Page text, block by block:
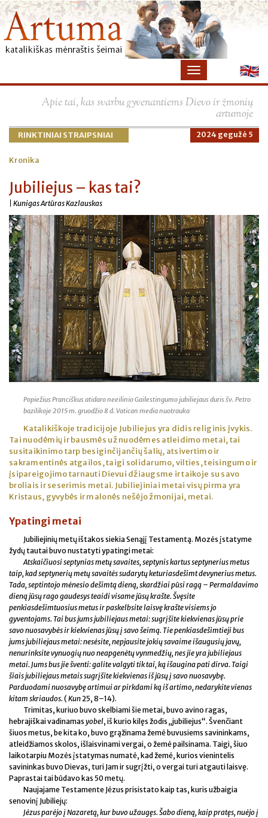
Apie tai, kas svarbu gyvenantiems Dievo ir žmonių
artumoje
RINKTINIAI STRAIPSNIAI 2024 gegužė 5
Kronika
Jubiliejus – kas tai?
| Kunigas Artūras Kazlauskas
Popiežius Pranciškus atidaro neeilinio Gailestingumo jubiliejaus duris šv. Petro
bazilikoje 2015 m. gruodžio 8 d. Vatican media nuotrauka
Katalikiškoje tradicijoje Jubiliejus yra didis religinis įvykis.
Tai nuodėmių ir bausmės už nuodėmes atleidimo metai, tai
susitaikinimo tarp besiginčijančių šalių, atsivertimo ir
sakramentinės atgailos, taigi solidarumo, vilties, teisingumo ir
įsipareigojimo tarnauti Dievui džiaugsme ir taikoje su savo
broliais ir seserimis metai. Jubiliejiniai metai visų pirma yra
Kristaus, gyvybės ir malonės nešėjo žmonijai, metai.
Ypatingi metai
Jubiliejinių metų ištakos siekia Senąjį Testamentą. Mozės įstatyme
žydų tautai buvo nustatyti ypatingi metai:
Atskaičiuosi septynias metų savaites, septynis kartus septynerius metus
taip, kad septynerių metų savaitės sudarytų keturiasdešimt devynerius metus.
Tada, septintojo mėnesio dešimtą dieną, skardžiai pūsi ragą – Permaldavimo
dieną jūsų rago gaudesys teaidi visame jūsų krašte. Švęsite
penkiasdešimtuosius metus ir paskelbsite laisvę krašte visiems jo
gyventojams. Tai bus jums jubiliejaus metai: sugrįšite kiekvienas jūsų prie
savo nuosavybės ir kiekvienas jūsų į savo šeimą. Tie penkiasdešimtieji bus
jums jubiliejaus metai: nesėsite, nepjausite jokių savaime išaugusių javų,
nenurinksite vynuogių nuo neapgenėtų vynmedžių, nes jie yra jubiliejaus
metai. Jums bus jie šventi: galite valgyti tik tai, ką išaugina pati dirva. Taigi
šiais jubiliejaus metais sugrįšite kiekvienas iš jūsų į savo nuosavybę.
Parduodami nuosavybę artimui ar pirkdami ką iš artimo, nedarykite vienas
kitam skriaudos. ( Kun25, 8–14).
Trimitas, kuriuo buvo skelbiami šie metai, buvo avino ragas,
hebrajiškai vadinamas yobel, iš kurio kilęs žodis „jubiliejus“. Švenčiant
šiuos metus, be kita ko, buvo grąžinama žemė buvusiems savininkams,
atleidžiamos skolos, išlaisvinami vergai, o žemė pailsinama. Taigi, šiuo
laikotarpiu Mozės įstatymas numatė, kad žemė, kurios vienintelis
savininkas buvo Dievas, turi Jam ir sugrįžti, o vergai turi atgauti laisvę.
Paprastai tai būdavo kas 50 metų.
Naujajame Testamente Jėzus prisistato kaip tas, kuris užbaigia
senovinį Jubiliejų:
Jėzus parėjo į Nazaretą, kur buvo užaugęs. Šabo dieną, kaip pratęs, nuėjo į